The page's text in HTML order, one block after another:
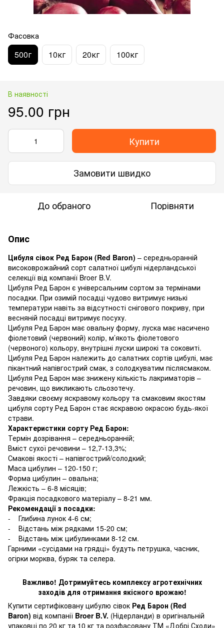
Фасовка
500г 10кг 20кг 100кг
В наявності
95.00 грн
Купити
Замовити швидко
До обраного Порівняти
Опис
Цибуля сівок Ред Барон (Red Baron) – середньоранній
високоврожайний сорт салатної цибулі нідерландської
селекції від компанії Broer B.V.
Цибуля Ред Барон є універсальним сортом за термінами
посадки. При озимій посадці чудово витримує низькі
температури навіть за відсутності снігового покриву, при
весняній посадці витримує посуху.
Цибуля Ред Барон має овальну форму, луска має насичено
фіолетовий (червоний) колір, м’якоть фіолетового
(червоного) кольору, внутрішні луски широкі та соковиті.
Цибуля Ред Барон належить до салатних сортів цибулі, має
пікантний напівгострий смак, з солодкуватим післясмаком.
Цибуля Ред Барон має знижену кількість лакриматорів –
речовин, що викликають сльозотечу.
Завдяки своєму яскравому кольору та смаковим якостям
цибуля сорту Ред Барон стає яскравою окрасою будь-якої
страви.
Характеристики сорту Ред Барон:
Термін дозрівання – середньоранній;
Вміст сухої речовини – 12,7-13,3%;
Смакові якості – напівгострий/солодкий;
Маса цибулин – 120-150 г;
Форма цибулин – овальна;
Лежкість – 6-8 місяців;
Фракція посадкового матеріалу – 8-21 мм.
Рекомендації з посадки:
- Глибина лунок 4-6 см;
- Відстань між рядками 15-20 см;
- Відстань між цибулинками 8-12 см.
Гарними «сусідами на грядці» будуть петрушка, часник,
огірки морква, буряк та селера.
Важливо! Дотримуйтесь комплексу агротехнічних
заходів для отримання якісного врожаю!
Купити сертифіковану цибулю сівок Ред Барон (Red
Baron) від компанії Broer B.V. (Нідерланди) в оригінальній
упаковці по 20 кг та 10 кг та розфасовану ТМ «Добрі Сходи»